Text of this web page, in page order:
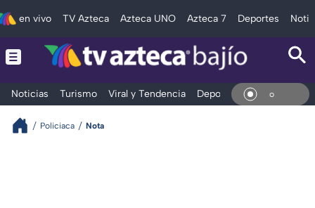
en vivo TV Azteca Azteca UNO Azteca 7 Deportes
Noticias Turismo Viral y Tendencia Deportes Espectáculos
En
Policiaca Nota